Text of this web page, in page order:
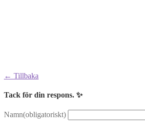
← Tillbaka
Tack för din respons. ✨
Namn(obligatoriskt)